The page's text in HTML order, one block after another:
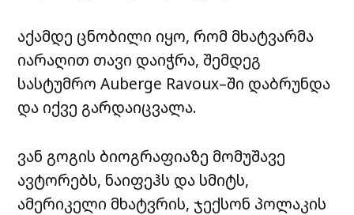
აქამდე ცნობილი იყო, რომ მხატვარმა
იარაღით თავი დაიჭრა, შემდეგ
სასტუმრო Auberge Ravoux–ში დაბრუნდა
და იქვე გარდაიცვალა.
ვან გოგის ბიოგრაფიაზე მომუშავე
ავტორებს, ნაიფეჰს და სმიტს,
ამერიკელი მხატვრის, ჯექსონ პოლაკის